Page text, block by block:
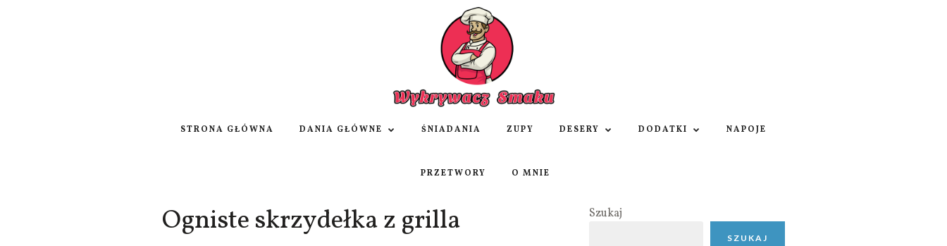
STRONA GŁÓWNA DANIA GŁÓWNE ŚNIADANIA ZUPY DESERY DODATKI NAPOJE
PRZETWORY O MNIE
Ogniste skrzydełka z grilla Szukaj
SZUKAJ